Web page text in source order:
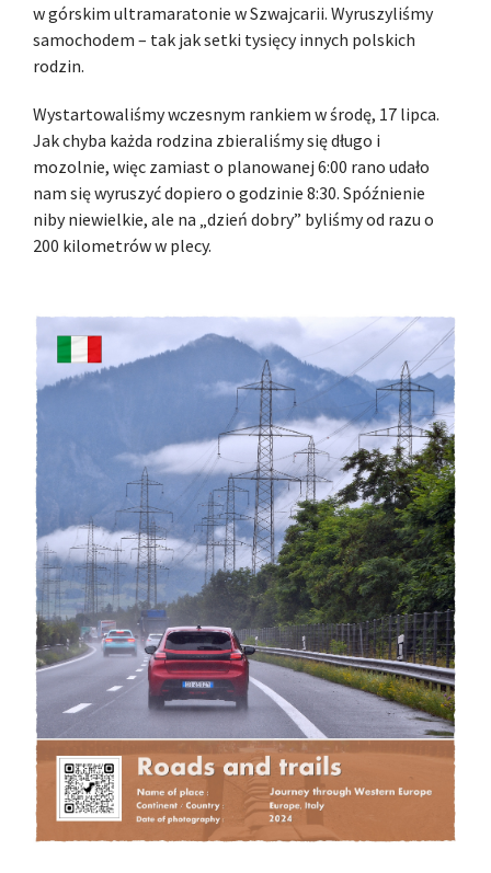
w górskim ultramaratonie w Szwajcarii. Wyruszyliśmy
samochodem – tak jak setki tysięcy innych polskich
rodzin.
Wystartowaliśmy wczesnym rankiem w środę, 17 lipca.
Jak chyba każda rodzina zbieraliśmy się długo i
mozolnie, więc zamiast o planowanej 6:00 rano udało
nam się wyruszyć dopiero o godzinie 8:30. Spóźnienie
niby niewielkie, ale na „dzień dobry” byliśmy od razu o
200 kilometrów w plecy.